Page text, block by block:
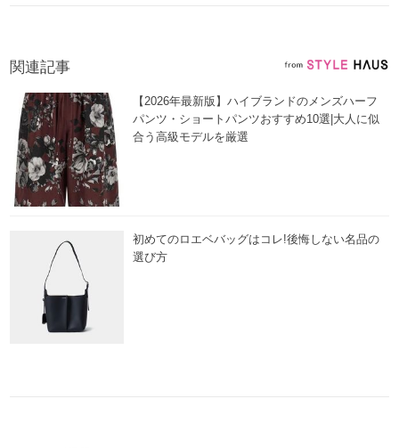
関連記事
【2026年最新版】ハイブランドのメンズハーフ
パンツ・ショートパンツおすすめ10選|大人に似
合う高級モデルを厳選
初めてのロエベバッグはコレ!後悔しない名品の
選び方